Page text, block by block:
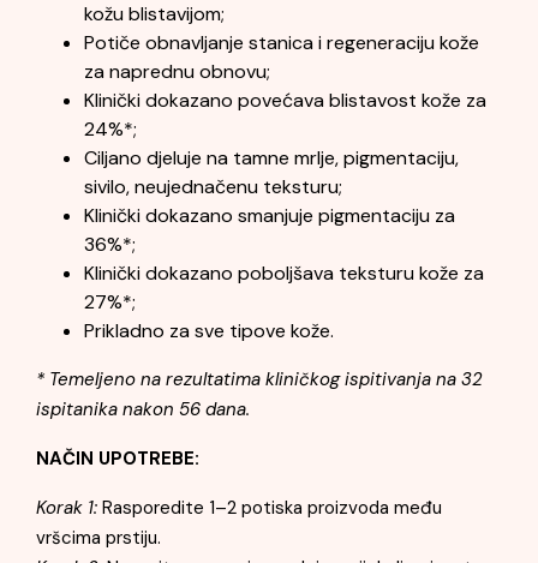
kožu blistavijom;
Potiče obnavljanje stanica i regeneraciju kože
za naprednu obnovu;
Klinički dokazano povećava blistavost kože za
24%*;
Ciljano djeluje na tamne mrlje, pigmentaciju,
sivilo, neujednačenu teksturu;
Klinički dokazano smanjuje pigmentaciju za
36%*;
Klinički dokazano poboljšava teksturu kože za
27%*;
Prikladno za sve tipove kože.
* Temeljeno na rezultatima kliničkog ispitivanja na 32
ispitanika nakon 56 dana.
NAČIN UPOTREBE:
Korak 1: Rasporedite 1–2 potiska proizvoda među
vršcima prstiju.